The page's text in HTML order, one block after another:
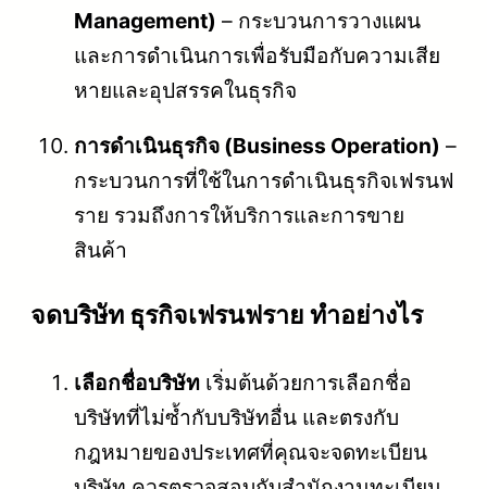
Management) – กระบวนการวางแผน
และการดำเนินการเพื่อรับมือกับความเสีย
หายและอุปสรรคในธุรกิจ
การดำเนินธุรกิจ (Business Operation) –
กระบวนการที่ใช้ในการดำเนินธุรกิจเฟรนฟ
ราย รวมถึงการให้บริการและการขาย
สินค้า
จดบริษัท ธุรกิจเฟรนฟราย ทำอย่างไร
เลือกชื่อบริษัท เริ่มต้นด้วยการเลือกชื่อ
บริษัทที่ไม่ซ้ำกับบริษัทอื่น และตรงกับ
กฎหมายของประเทศที่คุณจะจดทะเบียน